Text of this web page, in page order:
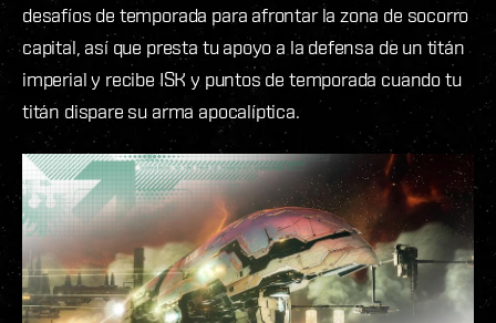
desafíos de temporada para afrontar la zona de socorro
capital, así que presta tu apoyo a la defensa de un titán
imperial y recibe ISK y puntos de temporada cuando tu
titán dispare su arma apocalíptica.